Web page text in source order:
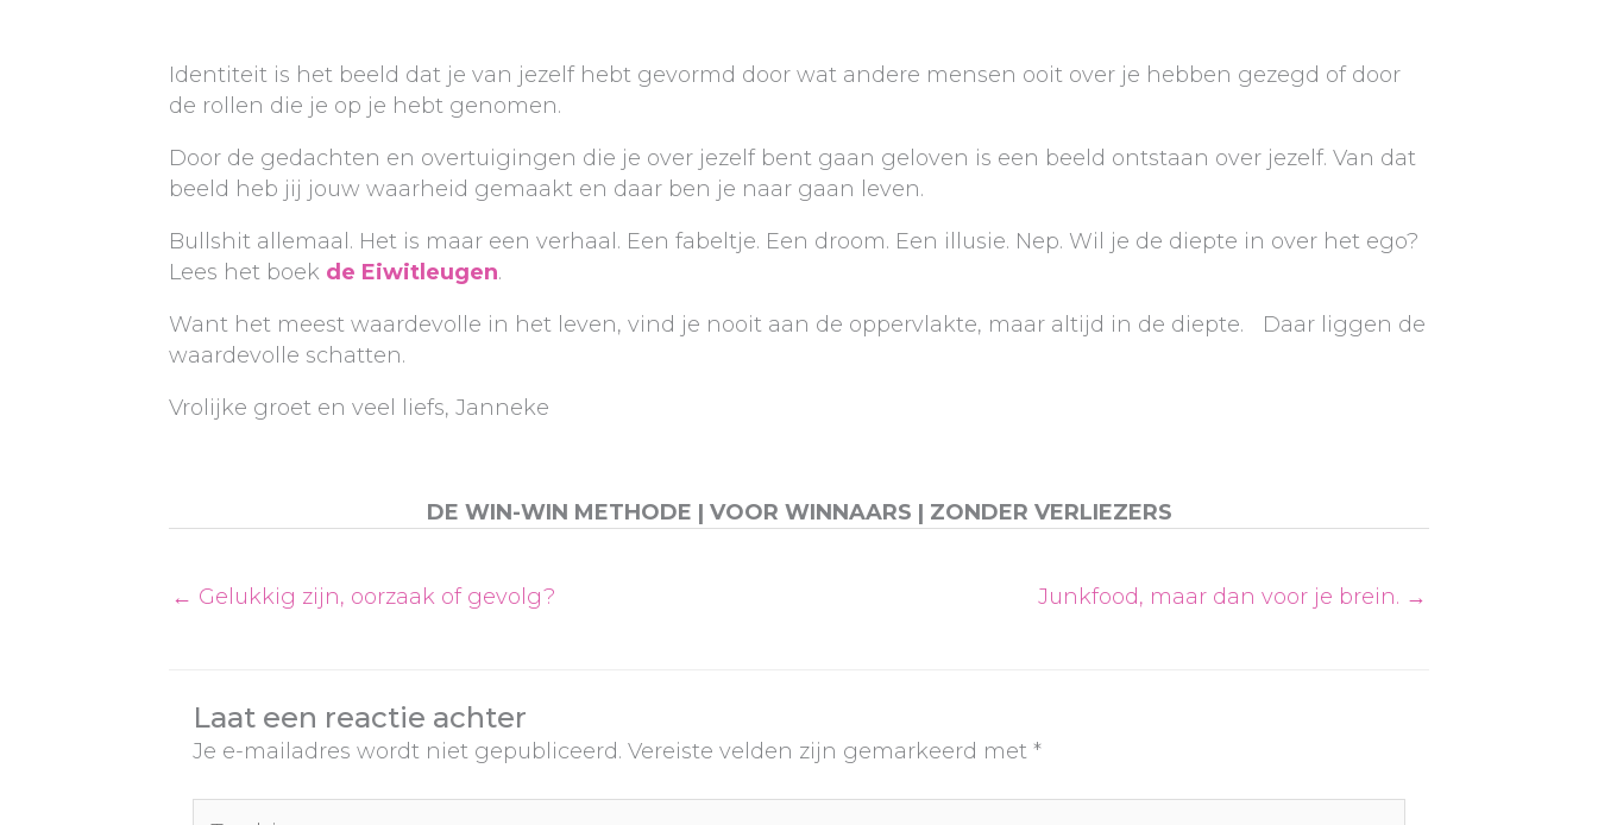
Identiteit is het beeld dat je van jezelf hebt gevormd door wat andere mensen ooit over je hebben gezegd of door
de rollen die je op je hebt genomen.
Door de gedachten en overtuigingen die je over jezelf bent gaan geloven is een beeld ontstaan over jezelf. Van dat
beeld heb jij jouw waarheid gemaakt en daar ben je naar gaan leven.
Bullshit allemaal. Het is maar een verhaal. Een fabeltje. Een droom. Een illusie. Nep. Wil je de diepte in over het ego?
Lees het boek de Eiwitleugen.
Want het meest waardevolle in het leven, vind je nooit aan de oppervlakte, maar altijd in de diepte. Daar liggen de
waardevolle schatten.
Vrolijke groet en veel liefs, Janneke
DE WIN-WIN METHODE | VOOR WINNAARS | ZONDER VERLIEZERS
← Gelukkig zijn, oorzaak of gevolg? Junkfood, maar dan voor je brein. →
Laat een reactie achter
Je e-mailadres wordt niet gepubliceerd. Vereiste velden zijn gemarkeerd met *